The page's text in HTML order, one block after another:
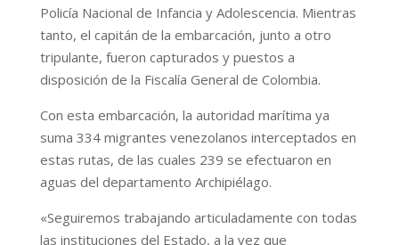
Policía Nacional de Infancia y Adolescencia. Mientras
tanto, el capitán de la embarcación, junto a otro
tripulante, fueron capturados y puestos a
disposición de la Fiscalía General de Colombia.
Con esta embarcación, la autoridad marítima ya
suma 334 migrantes venezolanos interceptados en
estas rutas, de las cuales 239 se efectuaron en
aguas del departamento Archipiélago.
«Seguiremos trabajando articuladamente con todas
las instituciones del Estado, a la vez que